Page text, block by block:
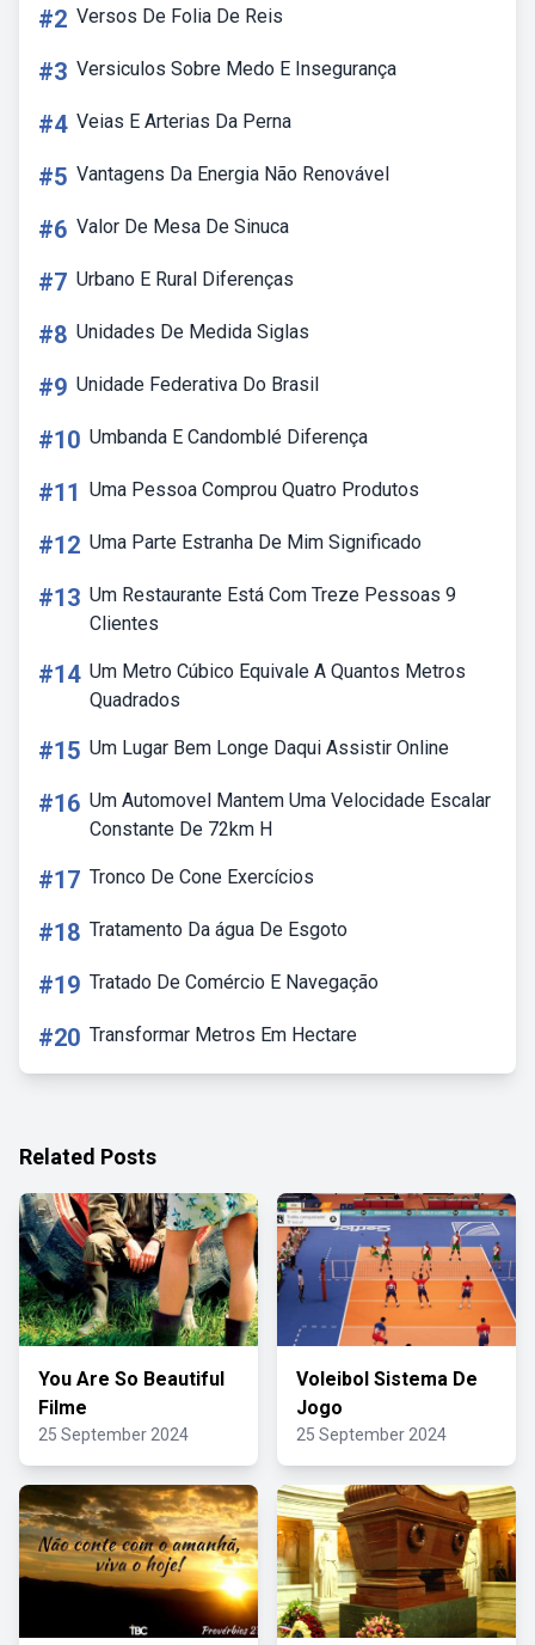
#2 Versos De Folia De Reis
#3 Versiculos Sobre Medo E Insegurança
#4 Veias E Arterias Da Perna
#5 Vantagens Da Energia Não Renovável
#6 Valor De Mesa De Sinuca
#7 Urbano E Rural Diferenças
#8 Unidades De Medida Siglas
#9 Unidade Federativa Do Brasil
#10 Umbanda E Candomblé Diferença
#11 Uma Pessoa Comprou Quatro Produtos
#12 Uma Parte Estranha De Mim Significado
#13 Um Restaurante Está Com Treze Pessoas 9
Clientes
#14 Um Metro Cúbico Equivale A Quantos Metros
Quadrados
#15 Um Lugar Bem Longe Daqui Assistir Online
#16 Um Automovel Mantem Uma Velocidade Escalar
Constante De 72km H
#17 Tronco De Cone Exercícios
#18 Tratamento Da água De Esgoto
#19 Tratado De Comércio E Navegação
#20 Transformar Metros Em Hectare
Related Posts
You Are So Beautiful
Filme
25 September 2024
Voleibol Sistema De
Jogo
25 September 2024